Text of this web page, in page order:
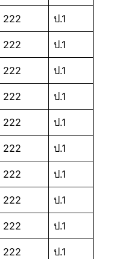
222 ป.1
222 ป.1
222 ป.1
222 ป.1
222 ป.1
222 ป.1
222 ป.1
222 ป.1
222 ป.1
222 ป.1